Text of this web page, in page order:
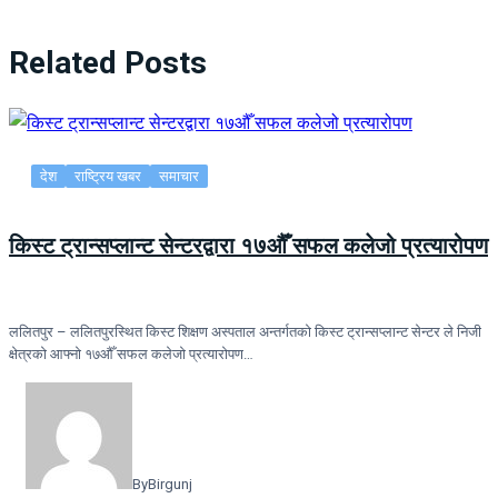
Related Posts
देश राष्ट्रिय खबर समाचार
किस्ट ट्रान्सप्लान्ट सेन्टरद्वारा १७औँ सफल कलेजो प्रत्यारोपण
ललितपुर – ललितपुरस्थित किस्ट शिक्षण अस्पताल अन्तर्गतको किस्ट ट्रान्सप्लान्ट सेन्टर ले निजी
क्षेत्रको आफ्नो १७औँ सफल कलेजो प्रत्यारोपण…
ByBirgunj